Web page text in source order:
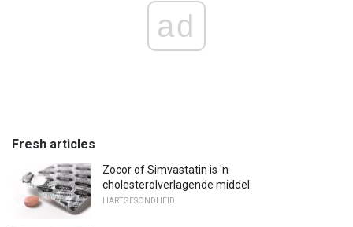
ad
Fresh articles
Zocor of Simvastatin is 'n
cholesterolverlagende middel
HARTGESONDHEID